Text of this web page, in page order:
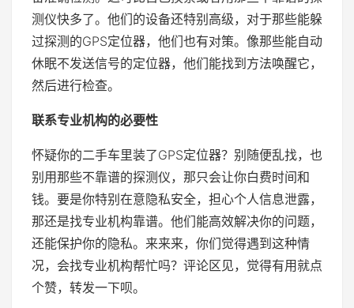
测仪快多了。他们的设备还特别高级，对于那些能躲
过探测的GPS定位器，他们也有对策。像那些能自动
休眠不发送信号的定位器，他们能找到方法唤醒它，
然后进行检查。
联系专业机构的必要性
怀疑你的二手车里装了GPS定位器？别随便乱找，也
别用那些不靠谱的探测仪，那只会让你白费时间和
钱。要是你特别在意隐私安全，担心个人信息泄露，
那还是找专业机构靠谱。他们能高效解决你的问题，
还能保护你的隐私。来来来，你们觉得遇到这种情
况，会找专业机构帮忙吗？评论区见，觉得有用就点
个赞，转发一下呗。